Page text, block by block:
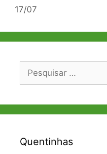
17/07
Pesquisar
Quentinhas